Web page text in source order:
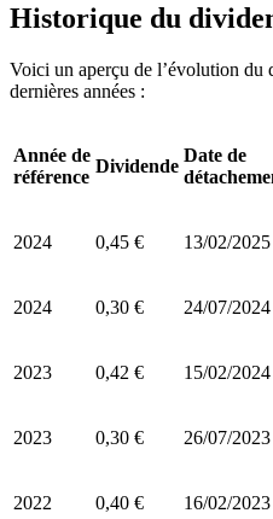
Historique du
Voici un aperçu de l’évolution du
dernières années :
Année de
référence
Dividende
Date de
2024 0,45 € 13/02/2025
2024 0,30 € 24/07/2024
2023 0,42 € 15/02/2024
2023 0,30 € 26/07/2023
2022 0,40 € 16/02/2023